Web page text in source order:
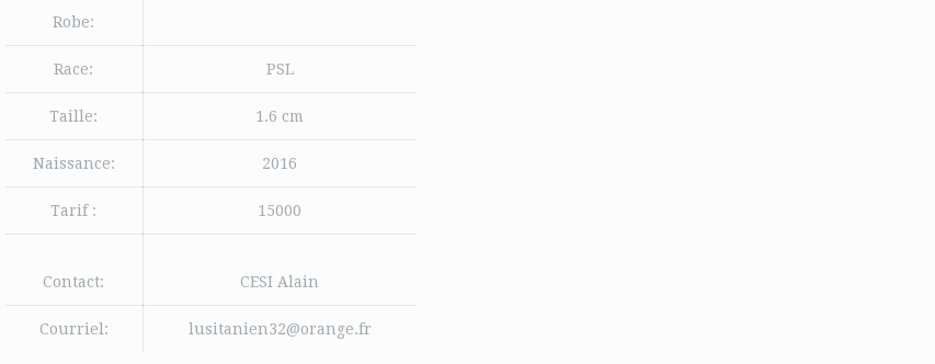
Robe:
Race: PSL
Taille: 1.6 cm
Naissance: 2016
Tarif : 15000
Contact: CESI Alain
Courriel: lusitanien32@orange.fr